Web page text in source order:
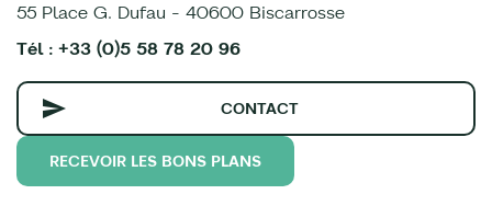
55 Place G. Dufau - 40600 Biscarrosse
Tél : +33 (0)5 58 78 20 96
CONTACT
RECEVOIR LES BONS PLANS